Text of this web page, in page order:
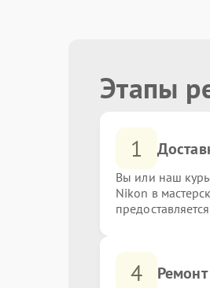
Этапы
1
Вы или наш
Nikon в
4 Ремонт